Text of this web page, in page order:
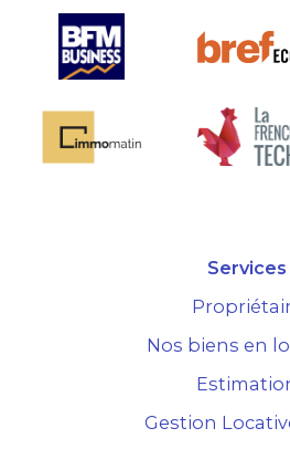
Services
Nos biens en
Gestion